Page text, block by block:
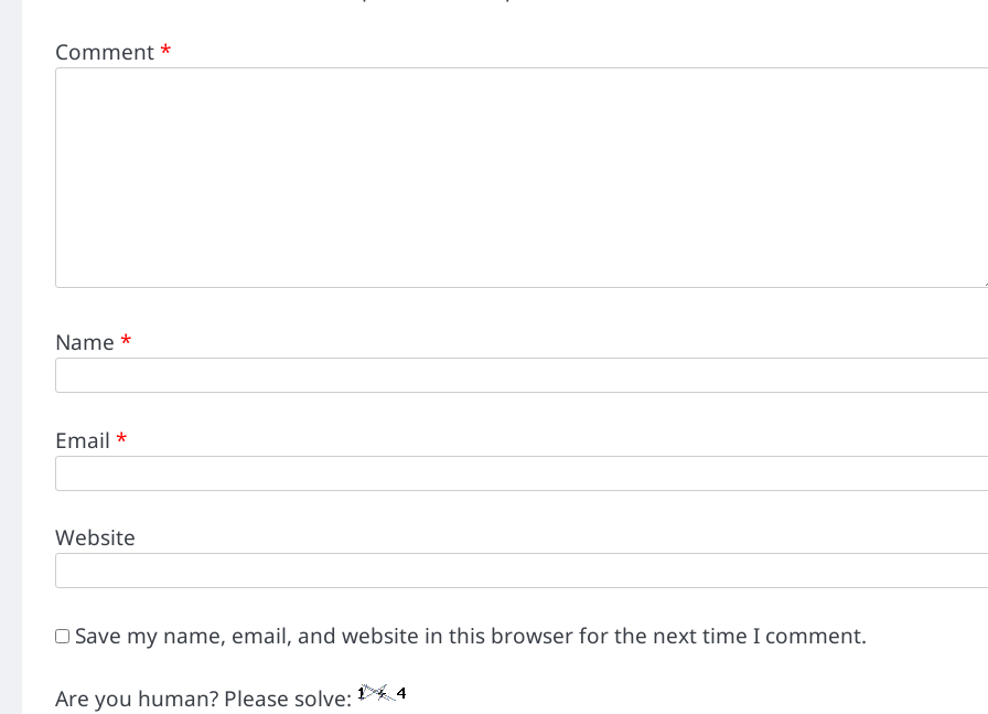
Comment*
Name *
Email *
Website
Save my name, email, and website in this browser for the next time I comment.
Are you human? Please solve: